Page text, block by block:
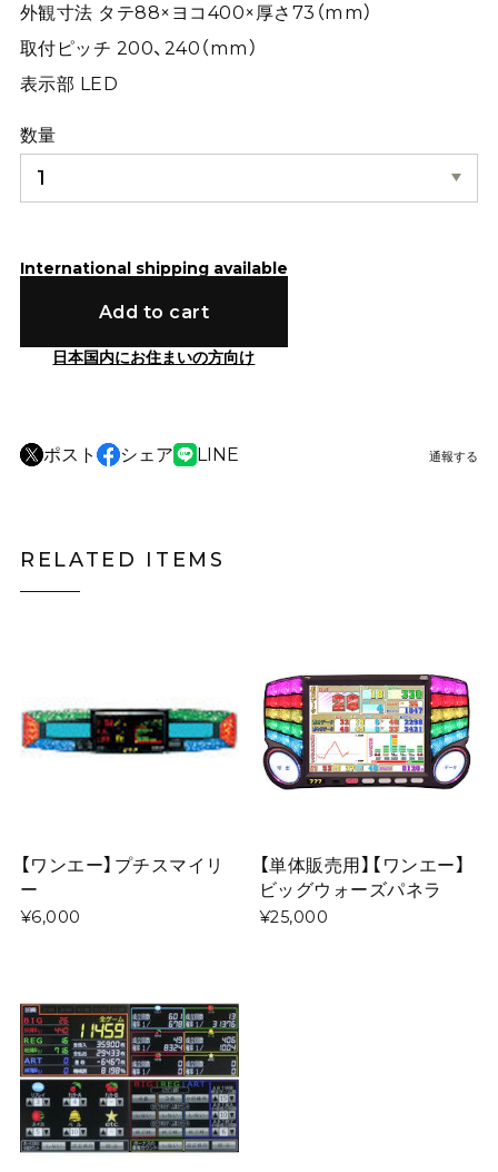
外観寸法 タテ88×ヨコ400×厚さ73（mm）
取付ピッチ 200、240（mm）
表示部 LED
数量
International shipping available
Add to cart
日本国内にお住まいの方向け
ポスト シェア LINE 通報する
RELATED ITEMS
【ワンエー】プチスマイリ
ー
¥6,000
【単体販売用】【ワンエー】
ビッグウォーズパネラ
¥25,000